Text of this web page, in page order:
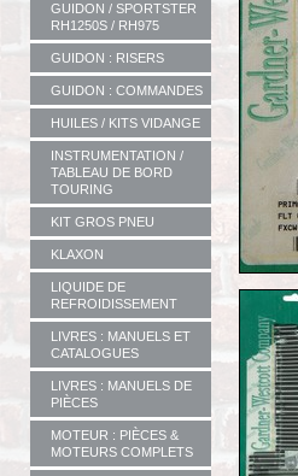
GUIDON / SPORTSTER
RH1250S / RH975
GUIDON : RISERS
GUIDON : COMMANDES
HUILES / KITS VIDANGE
INSTRUMENTATION /
TABLEAU DE BORD
TOURING
KIT GROS PNEU
KLAXON
LIQUIDE DE
REFROIDISSEMENT
LIVRES : MANUELS ET
CATALOGUES
LIVRES : MANUELS DE
PIÈCES
MOTEUR : PIÈCES &
MOTEURS COMPLETS